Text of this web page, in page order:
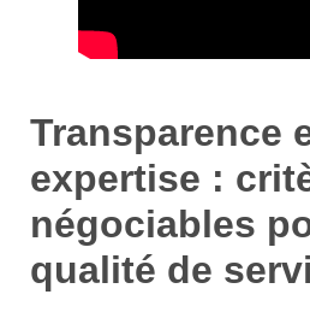
Transparence
expertise :
négociables
qualité de